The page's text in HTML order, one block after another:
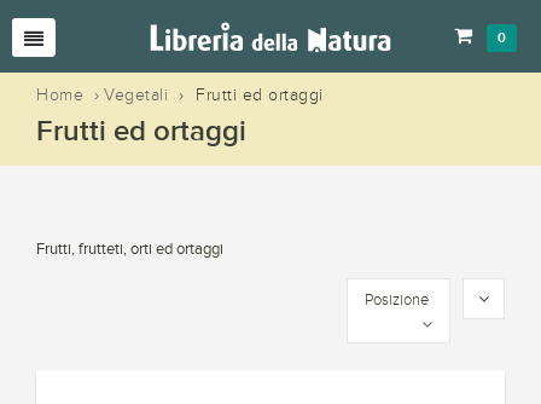
0
Home › Vegetali › Frutti ed ortaggi
Frutti ed ortaggi
Frutti, frutteti, orti ed ortaggi
Posizione